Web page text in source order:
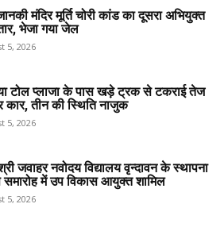
मंदिर मूर्ति चोरी कांड का दूसरा अभियुक्त
भेजा गया जेल
5, 2026
टोल प्लाजा के पास खड़े ट्रक से टकराई तेज
कार, तीन की स्थिति नाजुक
5, 2026
जवाहर नवोदय विद्यालय वृन्दावन के स्थापना
समारोह में उप विकास आयुक्त शामिल
5, 2026